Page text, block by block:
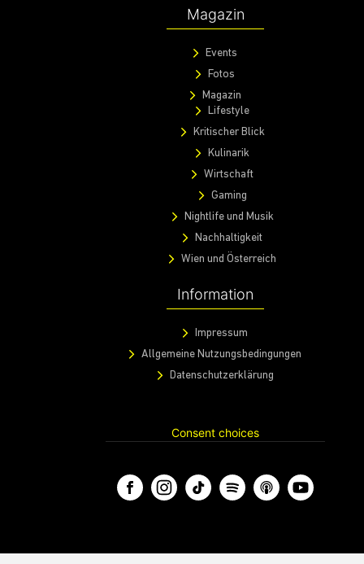
Magazin
Events
Fotos
Magazin
Lifestyle
Kritischer Blick
Kulinarik
Wirtschaft
Gaming
Nightlife und Musik
Nachhaltigkeit
Wien und Österreich
Information
Impressum
Allgemeine Nutzungsbedingungen
Datenschutzerklärung
Consent choices